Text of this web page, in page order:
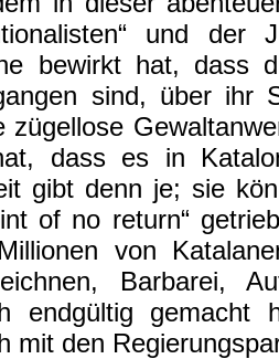
und der
bewirkt hat, dass
sind, über ihr
zügellose
dass es in
gibt denn je; sie
of no return“
von
Barbarei,
endgültig gemacht
mit den